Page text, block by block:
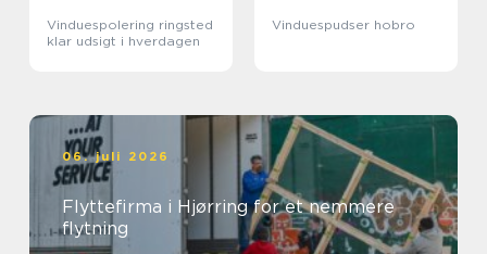
Vinduespolering ringsted
klar udsigt i hverdagen
Vinduespudser hobro
06. juli 2026
Flyttefirma i Hjørring for et nemmere
flytning